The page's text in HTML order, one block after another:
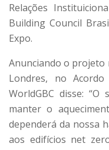
Relações
Building Council
Expo.
Anunciando o projeto
Londres, no
WorldGBC disse: “O
manter o
dependerá da nossa
aos edifícios net